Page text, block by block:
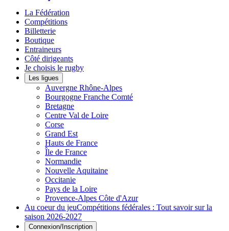
La Fédération
Compétitions
Billetterie
Boutique
Entraineurs
Côté dirigeants
Je choisis le rugby
Les ligues
Auvergne Rhône-Alpes
Bourgogne Franche Comté
Bretagne
Centre Val de Loire
Corse
Grand Est
Hauts de France
Île de France
Normandie
Nouvelle Aquitaine
Occitanie
Pays de la Loire
Provence-Alpes Côte d'Azur
Au coeur du jeuCompétitions fédérales : Tout savoir sur la
saison 2026-2027
Connexion/Inscription